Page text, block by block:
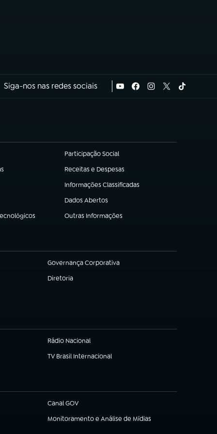
Siga-nos nas redes sociais
Participação Social
(abre em nova aba)
Receitas e Despesas
(abre em nova aba)
Informações Classificadas
(abre em nova aba)
Dados Abertos
(abre em nova aba)
Outras Informações
(abre em nova aba)
Governança Corporativa
(abre em nova aba)
Diretoria
(abre em nova aba)
Rádio Nacional
(abre em nova aba)
TV Brasil Internacional
(abre em nova aba)
Canal GOV
(abre em nova aba)
Monitoramento e Análise de Mídias
(abre em nova aba)